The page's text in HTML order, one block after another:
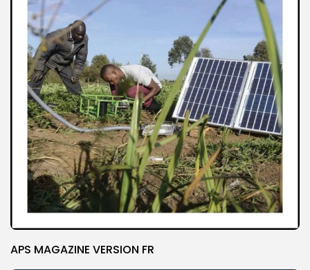
APS MAGAZINE VERSION FR